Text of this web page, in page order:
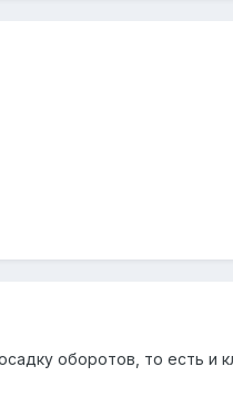
оборотов, то есть и